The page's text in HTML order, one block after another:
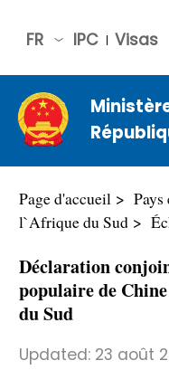
IPC Visas
FR
中文
Engli
sh
Русс
Espa
عربي
Page d'accueil Pays
l`Afrique du Sud
Déclaration
populaire de
du Sud
Updated: 23 août